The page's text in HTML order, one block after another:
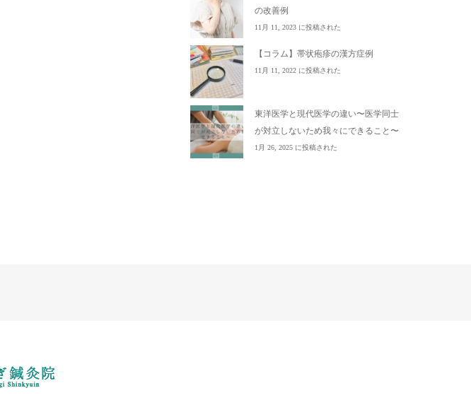
の改善例
11月 11, 2023 に投稿された
【コラム】帯状疱疹の漢方症例
11月 11, 2022 に投稿された
東洋医学と現代医学の違い〜医学同士
が対立しないため我々にできること〜
1月 26, 2025 に投稿された